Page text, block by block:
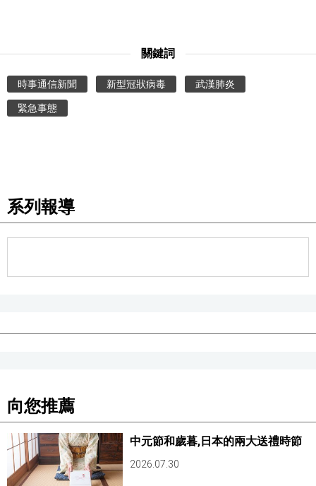
關鍵詞
時事通信新聞 新型冠狀病毒 武漢肺炎
緊急事態
系列報導
向您推薦
中元節和歲暮,日本的兩大送禮時節
2026.07.30